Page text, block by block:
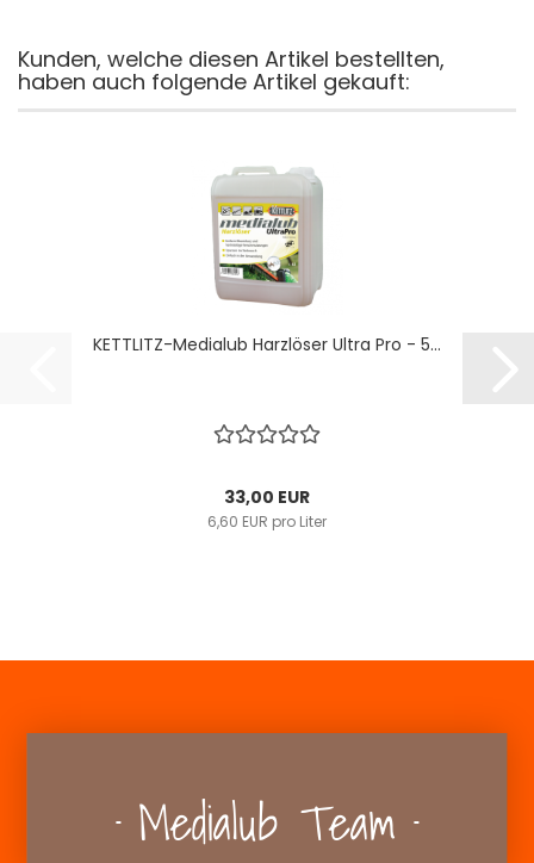
Kunden, welche diesen Artikel bestellten,
haben auch folgende Artikel gekauft:
KETTLITZ-Medialub Harzlöser Ultra Pro - 5...
33,00 EUR
6,60 EUR pro Liter
Medialub Team